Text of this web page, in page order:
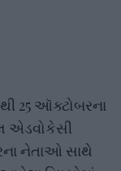
25 ઑક્ટોબરના
એડવોકેસી
નેતાઓ સાથે